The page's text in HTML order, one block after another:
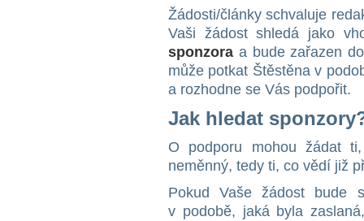
Žádosti/články schvaluje
Vaši žádost shledá jako
sponzora a bude zařazen
může potkat Štěstěna v
a rozhodne se Vás podpořit.
Jak hledat
O podporu mohou žádat
neměnný, tedy ti, co vědí již
Pokud Vaše žádost bude
v podobě, jaká byla